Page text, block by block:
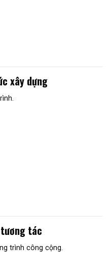
xây dựng
tác
trình công cộng.